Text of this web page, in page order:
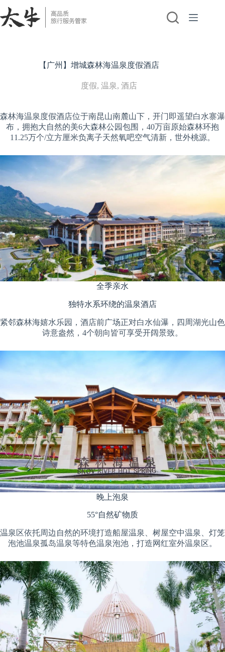
至
内
【广州】增城森林海温泉度假酒店
度假,温泉,酒店
森林海温泉度假酒店位于南昆山南麓山下，开门即遥望白水寨瀑
布，拥抱大自然的美6大森林公园包围，40万亩原始森林环抱
11.25万个/立方厘米负离子天然氧吧空气清新，世外桃源。
全季亲水
独特水系环绕的温泉酒店
紧邻森林海嬉水乐园，酒店前广场正对白水仙瀑，四周湖光山色
诗意盎然，4个朝向皆可享受开阔景致。
晚上泡泉
55°自然矿物质
温泉区依托周边自然的环境打造船屋温泉、树屋空中温泉、灯笼
泡池温泉孤岛温泉等特色温泉泡池，打造网红室外温泉区。